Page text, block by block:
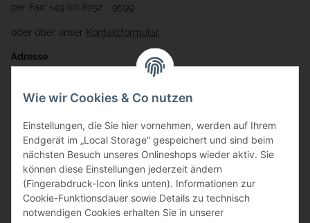
per Fax: +49 (0) 8752 - 9599
oder über unser Kontaktformular
Adresse
Gewerbering 17
84072 Au i.d. Hallertau
info@bauer-tore.de
Wie wir Cookies & Co nutzen
Einstellungen, die Sie hier vornehmen, werden auf Ihrem
Endgerät im „Local Storage“ gespeichert und sind beim
nächsten Besuch unseres Onlineshops wieder aktiv. Sie
können diese Einstellungen jederzeit ändern
(Fingerabdruck-Icon links unten). Informationen zur
Cookie-Funktionsdauer sowie Details zu technisch
notwendigen Cookies erhalten Sie in unserer